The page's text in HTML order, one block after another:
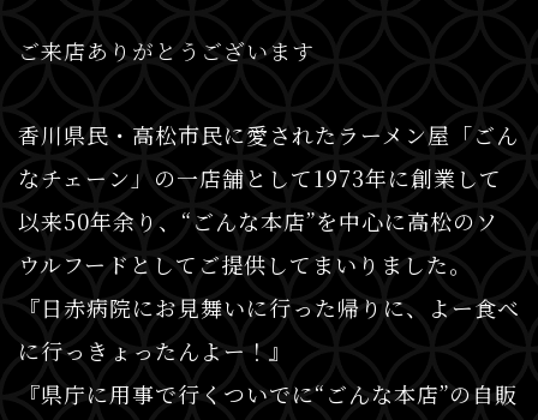
ご来店ありがとうございます
香川県民・高松市民に愛されたラーメン屋「ごん
なチェーン」の一店舗として1973年に創業して
以来50年余り、“ごんな本店”を中心に高松のソ
ウルフードとしてご提供してまいりました。
『日赤病院にお見舞いに行った帰りに、よー食べ
に行っきょったんよー！』
『県庁に用事で行くついでに“ごんな本店”の自販